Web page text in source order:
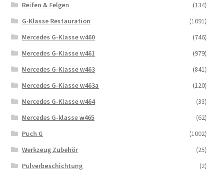
Reifen & Felgen
(134)
G-Klasse Restauration
(1091)
Mercedes G-Klasse w460
(746)
Mercedes G-Klasse w461
(979)
Mercedes G-Klasse w463
(841)
Mercedes G-Klasse w463a
(120)
Mercedes G-Klasse w464
(33)
Mercedes G-klasse w465
(62)
Puch G
(1002)
Werkzeug Zubehör
(25)
Pulverbeschichtung
(2)